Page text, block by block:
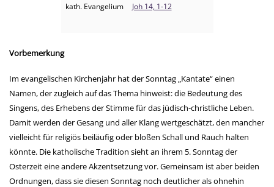
kath. Evangelium Joh 14, 1-12
Vorbemerkung
Im evangelischen Kirchenjahr hat der Sonntag „Kantate“ einen
Namen, der zugleich auf das Thema hinweist: die Bedeutung des
Singens, des Erhebens der Stimme für das jüdisch-christliche Leben.
Damit werden der Gesang und aller Klang wertgeschätzt, den mancher
vielleicht für religiös beiläufig oder bloßen Schall und Rauch halten
könnte. Die katholische Tradition sieht an ihrem 5. Sonntag der
Osterzeit eine andere Akzentsetzung vor. Gemeinsam ist aber beiden
Ordnungen, dass sie diesen Sonntag noch deutlicher als ohnehin